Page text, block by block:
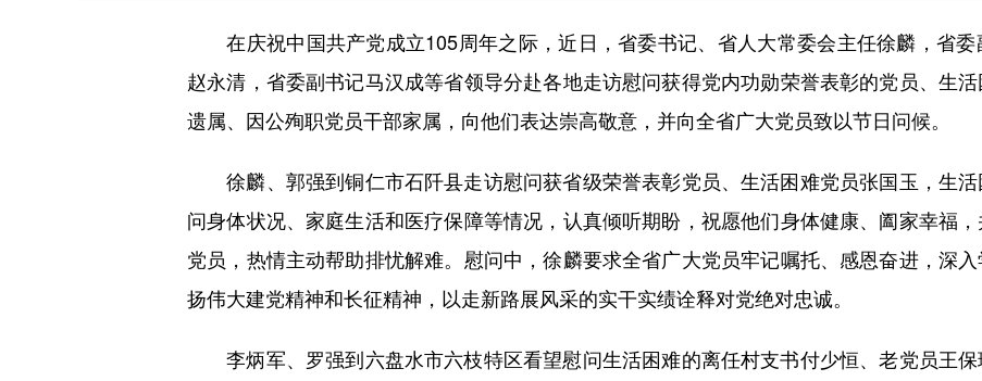
在庆祝中国共产党成立105周年之际，近日，省委书记、省人大常委会主任徐麟，省委
赵永清，省委副书记马汉成等省领导分赴各地走访慰问获得党内功勋荣誉表彰的党员、生
遗属、因公殉职党员干部家属，向他们表达崇高敬意，并向全省广大党员致以节日问候。
徐麟、郭强到铜仁市石阡县走访慰问获省级荣誉表彰党员、生活困难党员张国玉，生
问身体状况、家庭生活和医疗保障等情况，认真倾听期盼，祝愿他们身体健康、阖家幸福
党员，热情主动帮助排忧解难。慰问中，徐麟要求全省广大党员牢记嘱托、感恩奋进，深
扬伟大建党精神和长征精神，以走新路展风采的实干实绩诠释对党绝对忠诚。
李炳军、罗强到六盘水市六枝特区看望慰问生活困难的离任村支书付少恒、老党员王保